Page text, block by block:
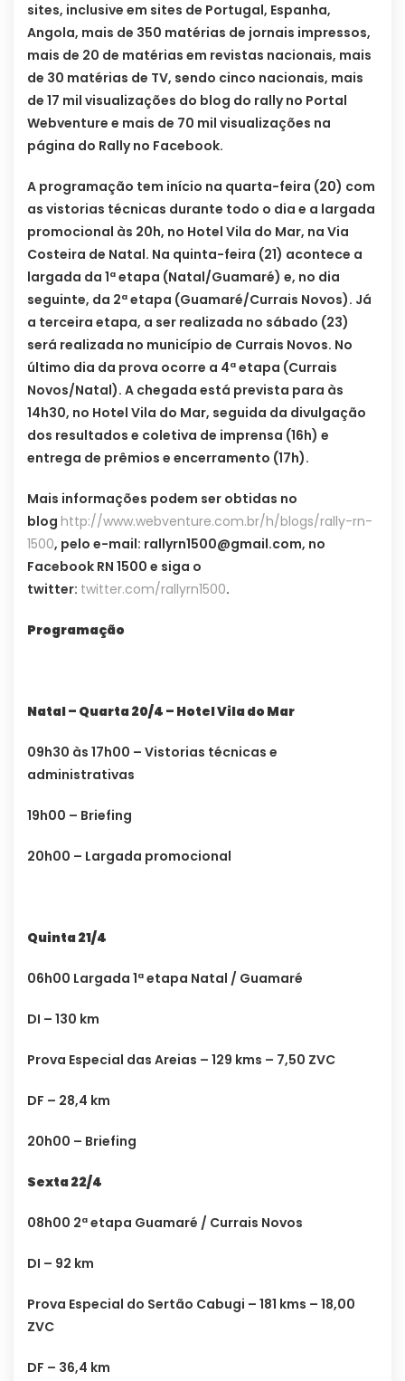
sites, inclusive em sites de Portugal, Espanha,
Angola, mais de 350 matérias de jornais impressos,
mais de 20 de matérias em revistas nacionais, mais
de 30 matérias de TV, sendo cinco nacionais, mais
de 17 mil visualizações do blog do rally no Portal
Webventure e mais de 70 mil visualizações na
página do Rally no Facebook.
A programação tem início na quarta-feira (20) com
as vistorias técnicas durante todo o dia e a largada
promocional às 20h, no Hotel Vila do Mar, na Via
Costeira de Natal. Na quinta-feira (21) acontece a
largada da 1ª etapa (Natal/Guamaré) e, no dia
seguinte, da 2ª etapa (Guamaré/Currais Novos). Já
a terceira etapa, a ser realizada no sábado (23)
será realizada no município de Currais Novos. No
último dia da prova ocorre a 4ª etapa (Currais
Novos/Natal). A chegada está prevista para às
14h30, no Hotel Vila do Mar, seguida da divulgação
dos resultados e coletiva de imprensa (16h) e
entrega de prêmios e encerramento (17h).
Mais informações podem ser obtidas no
blog http://www.webventure.com.br/h/blogs/rally-rn-
1500, pelo e-mail: rallyrn1500@gmail.com, no
Facebook RN 1500 e siga o
twitter: twitter.com/rallyrn1500.
Programação
Natal – Quarta 20/4 – Hotel Vila do Mar
09h30 às 17h00 – Vistorias técnicas e
administrativas
19h00 – Briefing
20h00 – Largada promocional
Quinta 21/4
06h00 Largada 1ª etapa Natal / Guamaré
DI – 130 km
Prova Especial das Areias – 129 kms – 7,50 ZVC
DF – 28,4 km
20h00 – Briefing
Sexta 22/4
08h00 2ª etapa Guamaré / Currais Novos
DI – 92 km
Prova Especial do Sertão Cabugi – 181 kms – 18,00
ZVC
DF – 36,4 km